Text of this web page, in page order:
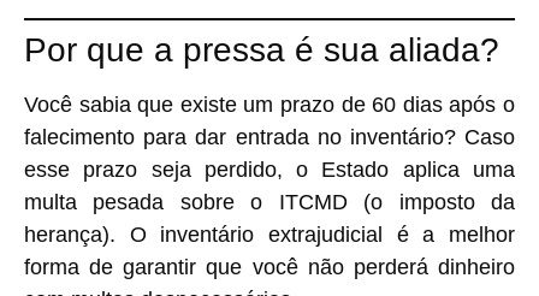
Por que a pressa é sua aliada?
Você sabia que existe um prazo de 60 diasapós o
falecimento para dar entrada no inventário? Caso
esse prazo seja perdido, o Estado aplica uma
multa pesada sobre o ITCMD (o imposto da
herança). O inventário extrajudicial é a melhor
forma de garantir que você não perderá dinheiro